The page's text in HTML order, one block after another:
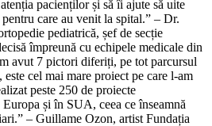
pacienților și să îi ajute să uite
care au venit la spital.” – Dr.
pediatrică, șef de secție
împreună cu echipele medicale din
avut 7 pictori diferiți, pe tot parcursul
cel mai mare proiect pe care l-am
peste 250 de proiecte
și în SUA, ceea ce înseamnă
– Guillame Ozon, artist Fundația